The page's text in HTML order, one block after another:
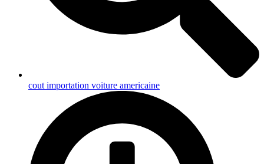
cout importation voiture americaine